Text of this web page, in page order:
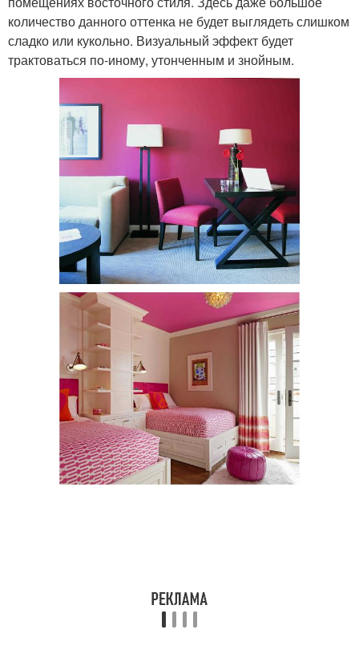
количество данного оттенка не будет выглядеть слишком
сладко или кукольно. Визуальный эффект будет
трактоваться по-иному, утонченным и знойным.